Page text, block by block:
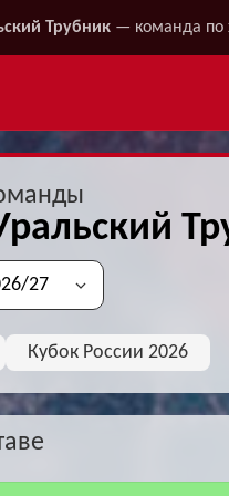
Трубник — команда по
Кубок России 2026